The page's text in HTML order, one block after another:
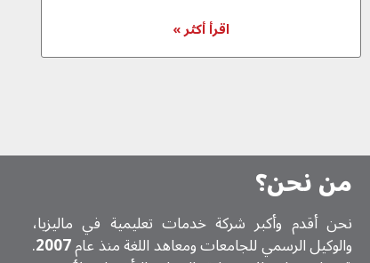
اقرأ أكثر »
من نحن؟
نحن أقدم وأكبر شركة خدمات تعلیمیة في ماليزيا،
والوكيل الرسمي للجامعات ومعاهد اللغة منذ عام2007
.